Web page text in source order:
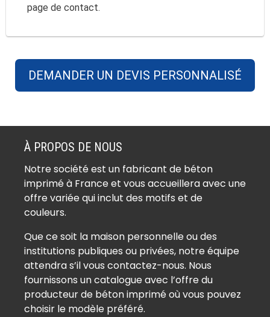
page de contact.
DEMANDER UN DEVIS PERSONNALISÉ
À PROPOS DE NOUS
Notre société est un fabricant de béton
imprimé à France et vous accueillera avec une
offre variée qui inclut des motifs et de
couleurs.
Que ce soit la maison personnelle ou des
institutions publiques ou privées, notre équipe
attendra s’il vous contactez-nous. Nous
fournissons un catalogue avec l’offre du
producteur de béton imprimé où vous pouvez
choisir le modèle préféré.